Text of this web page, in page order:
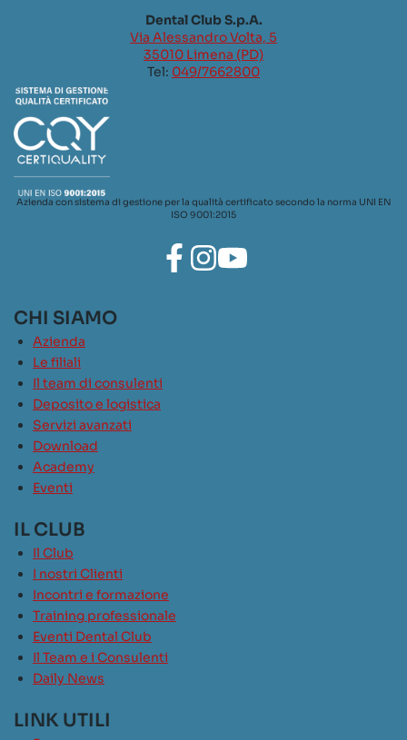
Dental Club S.p.A.
Via Alessandro Volta, 5
35010 Limena (PD)
Tel: 049/7662800
Azienda con sistema di gestione per la qualità certificato secondo la norma UNI EN
ISO 9001:2015
CHI SIAMO
Azienda
Le filiali
Il team di consulenti
Deposito e logistica
Servizi avanzati
Download
Academy
Eventi
IL CLUB
Il Club
I nostri Clienti
Incontri e formazione
Training professionale
Eventi Dental Club
Il Team e i Consulenti
Daily News
LINK UTILI